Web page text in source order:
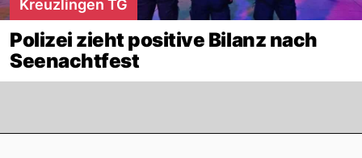
Kreuzlingen TG
Polizei zieht positive Bilanz nach
Seenachtfest